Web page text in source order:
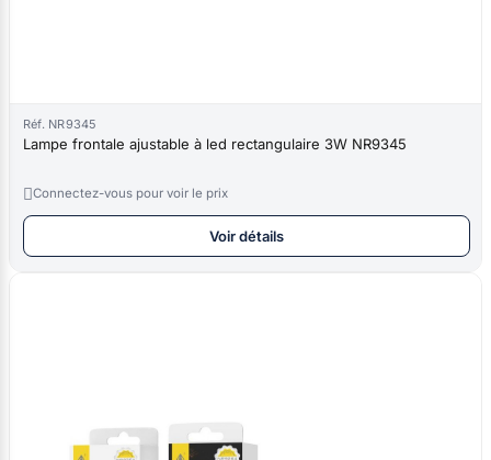
Réf. NR9345
Lampe frontale ajustable à led rectangulaire 3W NR9345
Connectez-vous pour voir le prix
Voir détails